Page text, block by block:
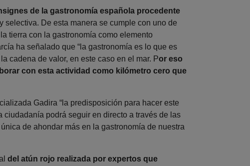
de la gastronomía española procedente
selectiva. De esta manera se cumple con uno de
tierra con la gastronomía como elemento
ha señalado que “la gastronomía es lo que es
cadena de valor, en este caso en el mar. Por eso
con esta actividad como kilómetro cero que
Gadira “la predisposición para hacer este
podrá seguir en directo a través de las
de ahondar más en la gastronomía de nuestra
del atún rojo realizada por expertos que